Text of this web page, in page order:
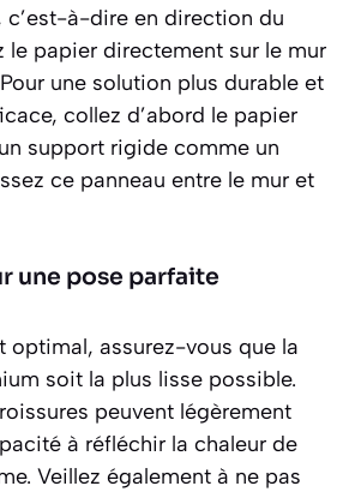
c’est-à-dire en direction du
le papier directement sur le mur
une solution plus durable et
collez d’abord le papier
support rigide comme un
ce panneau entre le mur et
une pose parfaite
optimal, assurez-vous que la
soit la plus lisse possible.
peuvent légèrement
à réfléchir la chaleur de
Veillez également à ne pas